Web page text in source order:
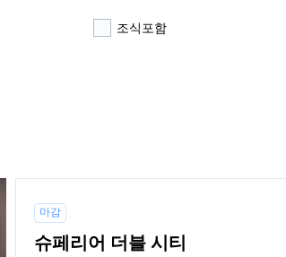
조식포함
마감
슈페리어 더블 시티